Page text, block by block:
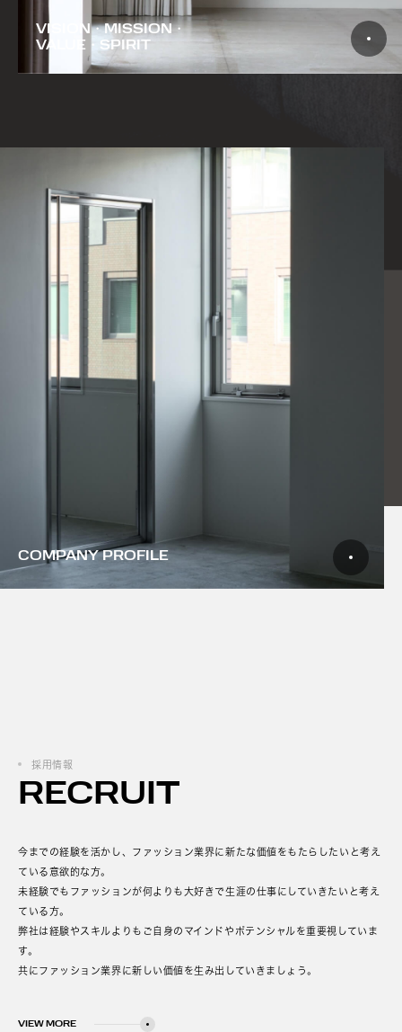
VISION・MISSION・
VALUE・SPIRIT
COMPANY PROFILE
採用情報
RECRUIT
今までの経験を活かし、ファッション業界に新たな価値をもたらしたいと考え
ている意欲的な方。
未経験でもファッションが何よりも大好きで生涯の仕事にしていきたいと考え
ている方。
弊社は経験やスキルよりもご自身のマインドやポテンシャルを重要視していま
す。
共にファッション業界に新しい価値を生み出していきましょう。
VIEW MORE